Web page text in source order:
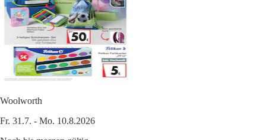
Woolworth
Fr. 31.7. - Mo. 10.8.2026